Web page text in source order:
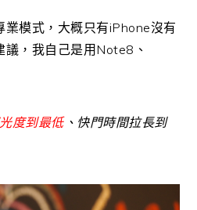
業模式，大概只有iPhone沒有
議，我自己是用Note8、
度到最低、快門時間拉長到